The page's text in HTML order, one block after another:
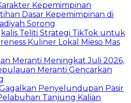
Kepemimpinan
Dasar Kepemimpinan di
Sorong
Teliti Strategi TikTok untuk
Kuliner Lokal Mieso Mas
Meranti Meningkat Juli 2026,
Meranti Gencarkan
Penyelundupan Pasir
Tanjung Kalian